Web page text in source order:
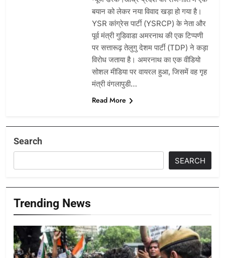
बयान को लेकर नया विवाद खड़ा हो गया है।
YSR कांग्रेस पार्टी (YSRCP) के नेता और
पूर्व मंत्री गुडिवाडा अमरनाथ की एक टिप्पणी
पर सत्तारूढ़ तेलुगु देशम पार्टी (TDP) ने कड़ा
विरोध जताया है। अमरनाथ का एक वीडियो
सोशल मीडिया पर वायरल हुआ, जिसमें वह गृह
मंत्री वंगलापुडी…
Read More
Search
SEARCH
Trending News